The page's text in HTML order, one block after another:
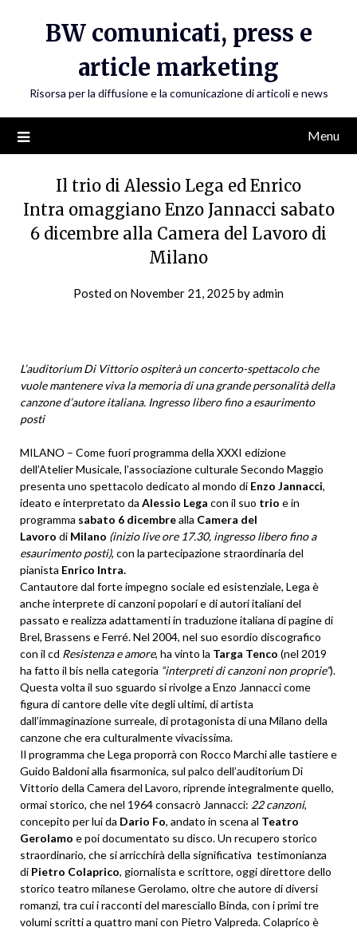
BW comunicati, press e
article marketing
Risorsa per la diffusione e la comunicazione di articoli e news
Menu
Il trio di Alessio Lega ed Enrico
Intra omaggiano Enzo Jannacci sabato
6 dicembre alla Camera del Lavoro di
Milano
Posted on November 21, 2025 byadmin
L’auditorium Di Vittorio ospiterà un concerto-spettacolo che
vuole mantenere vivala memoria di una grande personalità della
canzone d’autore italiana. Ingresso libero fino a esaurimento
posti
MILANO – Come fuori programma della XXXI edizione
dell’Atelier Musicale, l’associazione culturale Secondo Maggio
presenta uno spettacolo dedicato al mondo di Enzo Jannacci,
ideato e interpretato da Alessio Lega con il suo trio e in
programma sabato 6 dicembrealla Camera del
Lavoro di Milano (inizio live ore 17.30, ingresso libero fino a
esaurimento posti), con la partecipazione straordinaria del
pianista Enrico Intra.
Cantautore dal forte impegno sociale ed esistenziale, Lega è
anche interprete di canzoni popolari e di autori italiani del
passato e realizza adattamenti in traduzione italiana di pagine di
Brel, Brassens e Ferré. Nel 2004, nel suo esordio discografico
con il cd Resistenza e amore, ha vinto la Targa Tenco (nel 2019
ha fatto il bis nella categoria “interpreti di canzoni non proprie”).
Questa volta il suo sguardo si rivolge a Enzo Jannacci come
figura di cantore delle vite degli ultimi, di artista
dall’immaginazione surreale, di protagonista di una Milano della
canzone che era culturalmente vivacissima.
Il programma che Lega proporrà con Rocco Marchi alle tastiere e
Guido Baldoni alla fisarmonica, sul palco dell’auditorium Di
Vittorio della Camera del Lavoro, riprende integralmente quello,
ormai storico, che nel 1964 consacrò Jannacci: 22 canzoni,
concepito per lui da Dario Fo, andato in scena al Teatro
Gerolamo e poi documentato su disco. Un recupero storico
straordinario, che si arricchirà della significativa testimonianza
di Pietro Colaprico, giornalista e scrittore, oggi direttore dello
storico teatro milanese Gerolamo, oltre che autore di diversi
romanzi, tra cui i racconti del maresciallo Binda, con i primi tre
volumi scritti a quattro mani con Pietro Valpreda. Colaprico è